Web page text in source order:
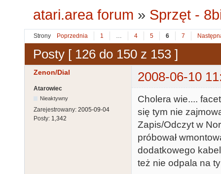
atari.area forum » Sprzęt -
Strony Poprzednia 1 … 4 5 6 7
Posty [ 126 do 150 z 153 ]
Zenon/Dial 2008-06-10
Atarowiec
Nieaktywny
Zarejestrowany: 2005-09-04
Posty: 1,342
Cholera wie....
się tym nie
Zapis/Odczyt w
próbował
dodatkowego
też nie odpala na